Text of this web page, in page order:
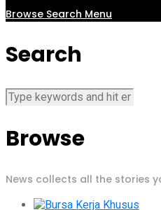
Browse Search Menu
Search
Browse
News collects all the stories